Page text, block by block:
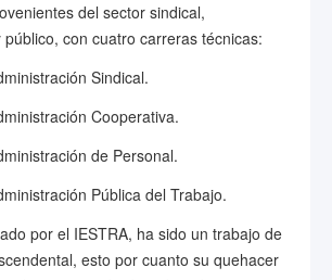
del sector sindical,
con cuatro carreras técnicas:
Sindical.
Cooperativa.
de Personal.
Pública del Trabajo.
por el IESTRA, ha sido un trabajo de
esto por cuanto su quehacer